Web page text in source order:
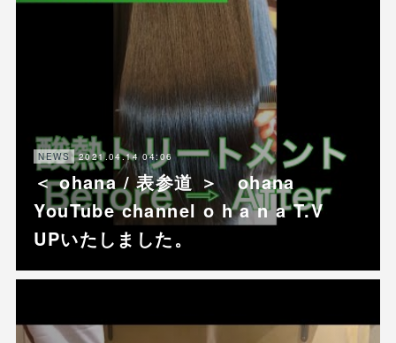
NEWS 2021.04.14 04:06
＜ ohana / 表参道 ＞ ohana
YouTube channel o h a n a T.V
UPいたしました。